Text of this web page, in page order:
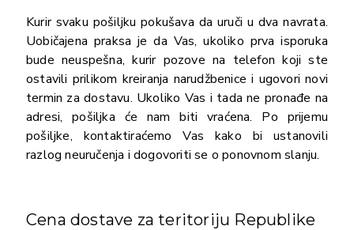
Kurir svaku pošiljku pokušava da uruči u dva navrata.
Uobičajena praksa je da Vas, ukoliko prva isporuka
bude neuspešna, kurir pozove na telefon koji ste
ostavili prilikom kreiranja narudžbenice i ugovori novi
termin za dostavu. Ukoliko Vas i tada ne pronađe na
adresi, pošiljka će nam biti vraćena. Po prijemu
pošiljke, kontaktiraćemo Vas kako bi ustanovili
razlog neuručenja i dogovoriti se o ponovnom slanju.
Cena dostave za teritoriju Republike